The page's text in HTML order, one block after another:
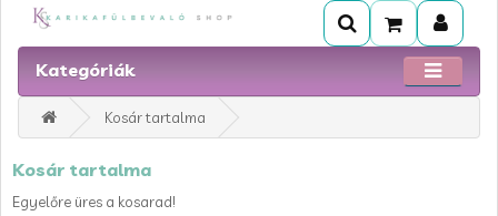
Kategóriák
Kosár tartalma
Kosár tartalma
Egyelőre üres a kosarad!